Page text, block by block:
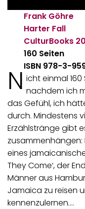
Frank Göhre
Harter Fall
CulturBooks
160 Seiten
ISBN 978-3-
N icht einmal
nachdem ich
das Gefühl, ich
durch. Mindestens
Erzählstränge gibt
zusammenhängen:
eines
They Come‘, der
Männer aus
Jamaica zu reisen
kennenzulernen.…